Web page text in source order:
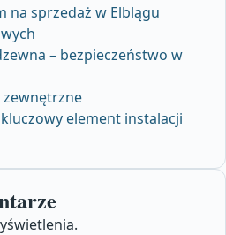
na sprzedaż w Elblągu
– bezpieczeństwo w
kluczowy element instalacji